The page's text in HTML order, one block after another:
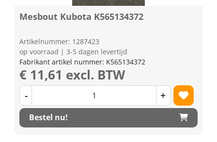
Mesbout Kubota K565134372
Artikelnummer: 1287423
op voorraad | 3-5 dagen levertijd
Fabrikant artikel nummer: K565134372
€ 11,61 excl. BTW
- +
Bestel nu!